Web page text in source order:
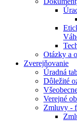
Otázky a
Zverejňovanie
Úradná
Dôležité
Verejné
Zmluvy -